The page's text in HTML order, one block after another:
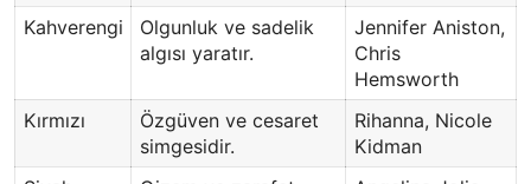
Kahverengi
Olgunluk ve sadelik
algısı yaratır.
Jennifer Aniston,
Chris
Hemsworth
Kırmızı
Özgüven ve cesaret
simgesidir.
Rihanna, Nicole
Kidman